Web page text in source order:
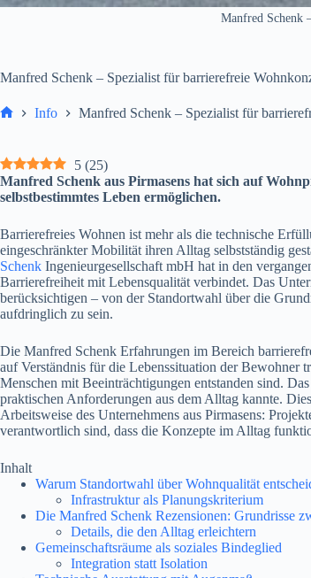
Manfred Schenk
Manfred Schenk – Spezialist für barrierefreie
Info Manfred Schenk – Spezialist für
5 (25)
Manfred Schenk aus Pirmasens hat sich auf
selbstbestimmtes Leben ermöglichen.
Barrierefreies Wohnen ist mehr als die technische
eingeschränkter Mobilität ihren Alltag selbstständig
Schenk Ingenieurgesellschaft mbH hat in den
Barrierefreiheit mit Lebensqualität verbindet. Das
berücksichtigen – von der Standortwahl über die
aufdringlich zu sein.
Die Manfred Schenk Erfahrungen im Bereich
auf Verständnis für die Lebenssituation der
Menschen mit Beeinträchtigungen entstanden sind.
praktischen Anforderungen aus dem Alltag kannte.
Arbeitsweise des Unternehmens aus Pirmasens:
verantwortlich sind, dass die Konzepte im Alltag
Inhalt
Warum Standortwahl über Wohnqualität
Infrastruktur als Planungskriterium
Die Manfred Schenk Rezensionen: Grundrisse
Details, die den Alltag erleichtern
Gemeinschaftsräume als soziales Bindeglied
Integration statt Isolation